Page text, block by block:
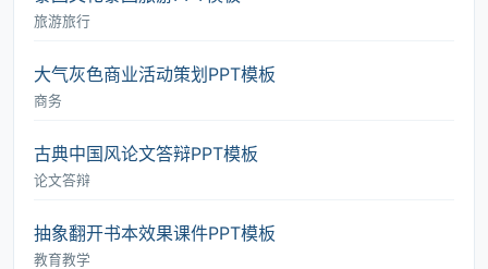
旅游旅行
大气灰色商业活动策划PPT模板
商务
古典中国风论文答辩PPT模板
论文答辩
抽象翻开书本效果课件PPT模板
教育教学